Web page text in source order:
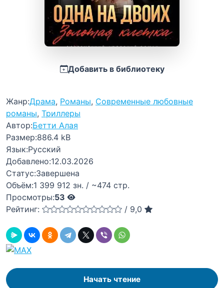
Добавить в библиотеку
Жанр:Драма, Романы, Современные любовные
романы, Триллеры
Автор:Бетти Алая
Размер:886.4 kB
Язык:Русский
Добавлено:12.03.2026
Статус:Завершена
Объём:1 399 912 зн. / ~474 стр.
Просмотры:53
Рейтинг:
/ 9,0
Начать чтение